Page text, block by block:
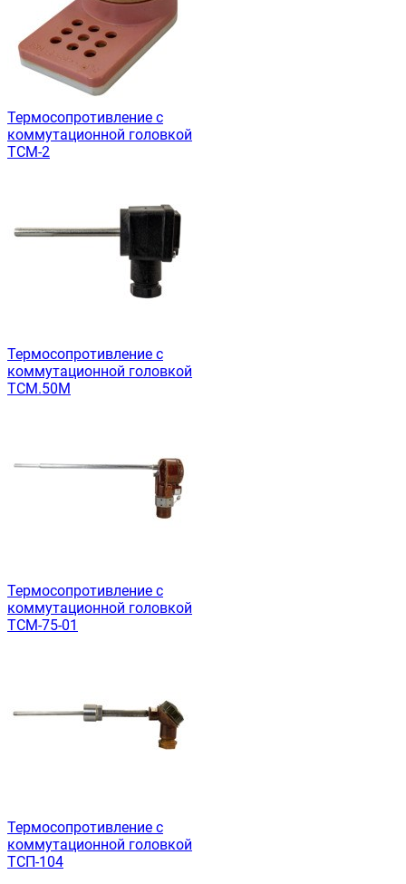
Термосопротивление с
коммутационной головкой
ТСМ-2
Термосопротивление с
коммутационной головкой
ТСМ.50М
Термосопротивление с
коммутационной головкой
ТСМ-75-01
Термосопротивление с
коммутационной головкой
ТСП-104